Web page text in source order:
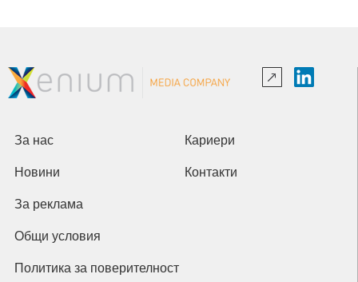
За нас Кариери
Новини Контакти
За реклама
Общи условия
Политика за поверителност